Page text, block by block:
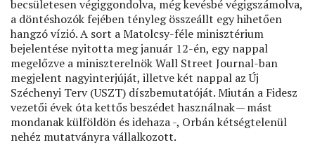
becsületesen végiggondolva, még kevésbé végigszámolva,
a döntéshozók fejében tényleg összeállt egy hihetően
hangzó vízió. A sort a Matolcsy-féle minisztérium
bejelentése nyitotta meg január 12-én, egy nappal
megelőzve a miniszterelnök Wall Street Journal-ban
megjelent nagyinterjúját, illetve két nappal az Új
Széchenyi Terv (USZT) díszbemutatóját. Miután a Fidesz
vezetői évek óta kettős beszédet használnak — mást
mondanak külföldön és idehaza -, Orbán kétségtelenül
nehéz mutatványra vállalkozott.